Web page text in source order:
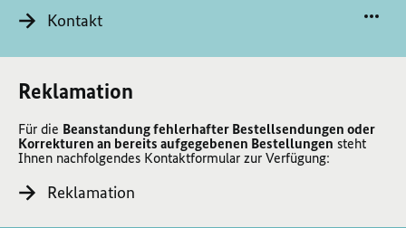
Kontakt
Reklamation
Für die Beanstandung fehlerhafter Bestellsendungen oder
Korrekturen an bereits aufgegebenen Bestellungen steht
Ihnen nachfolgendes Kontaktformular zur Verfügung:
Reklamation